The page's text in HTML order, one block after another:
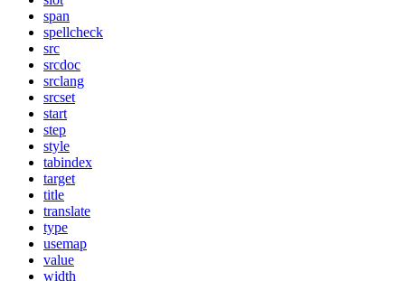
span
spellcheck
src
srcdoc
srclang
srcset
start
step
style
tabindex
target
title
translate
type
usemap
value
width